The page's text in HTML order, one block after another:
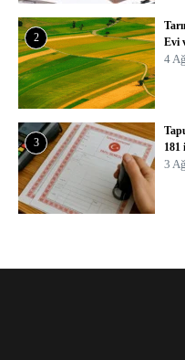
2
Evi
4
3
181
3